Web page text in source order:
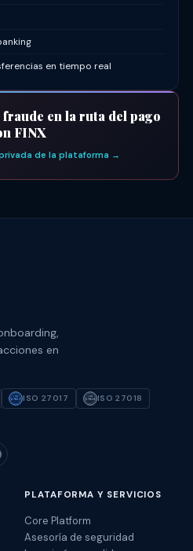
en tiempo real
en la ruta del pago
FINX
de la plataforma →
en
ISO
27017
ISO 27017
ISO
27018
ISO 27018
PLATAFORMA Y SERVICIOS
Core Platform
Asesoría de seguridad